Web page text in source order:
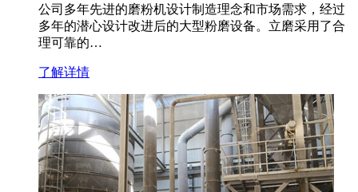
公司多年先进的磨粉机设计制造理念和市场需求，经过
多年的潜心设计改进后的大型粉磨设备。立磨采用了合
理可靠的…
了解详情